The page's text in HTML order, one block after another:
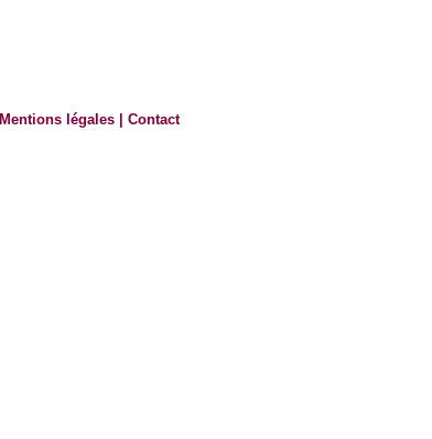
Mentions légales |Contact